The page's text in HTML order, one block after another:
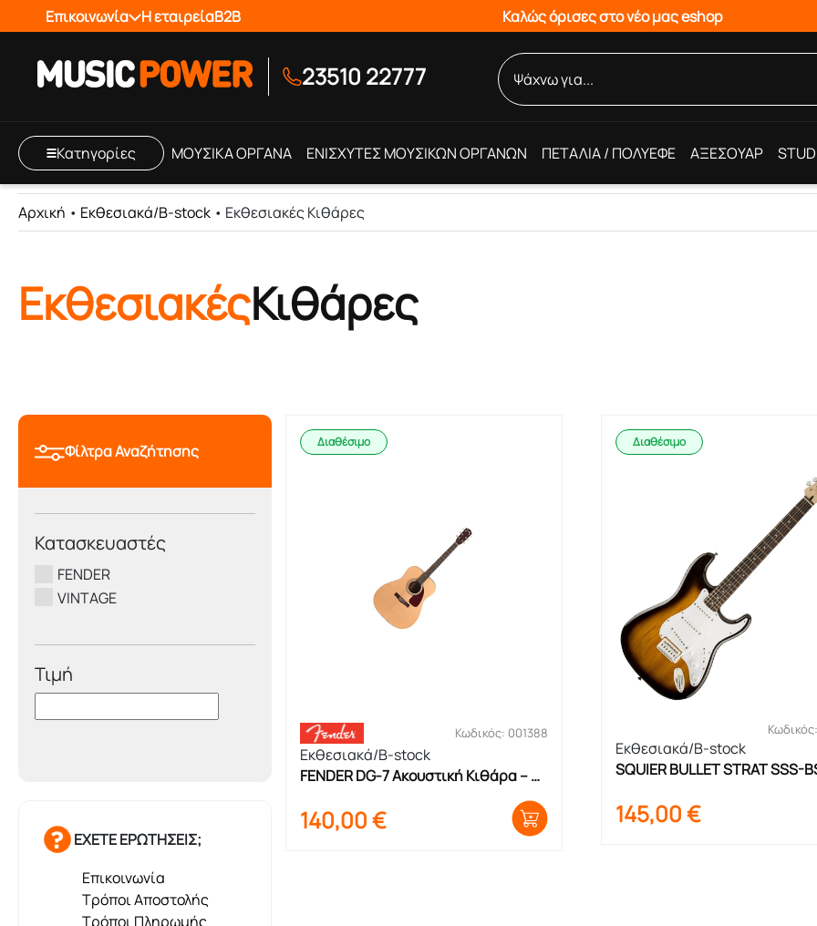
Επικοινωνία Η εταιρείαB2B Καλώς όρισες στο νέο μας eshop
23510 22777
Κατηγορίες ΜΟΥΣΙΚΑ ΟΡΓΑΝΑ ΕΝΙΣΧΥΤΕΣ ΜΟΥΣΙΚΩΝ ΟΡΓΑΝΩΝ ΠΕΤΑΛΙΑ / ΠΟΛΥΕΦΕ ΑΞΕΣΟΥΑΡ
Αρχική • Εκθεσιακά/B-stock • Εκθεσιακές Κιθάρες
ΕκθεσιακέςΚιθάρες
Φίλτρα Αναζήτησης
Κατασκευαστές
FENDER
VINTAGE
Τιμή
ΕΧΕΤΕ ΕΡΩΤΗΣΕΙΣ;
Επικοινωνία
Τρόποι Αποστολής
Τρόποι Πληρωμής
Διαθέσιμο
Κωδικός: 001388
Εκθεσιακά/B-stock
FENDER DG-7 Ακουστική Κιθάρα –
140,00€
Διαθέσιμο
Εκθεσιακά/B-stock
SQUIER BULLET STRAT SSS-
Εκθεσιακό Προϊόν
145,00€